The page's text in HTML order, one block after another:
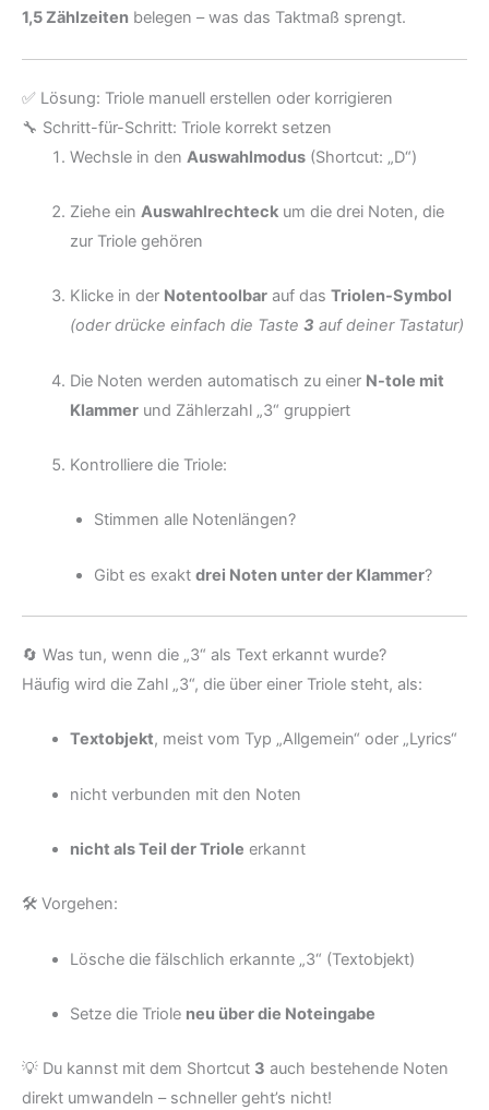
1,5 Zählzeiten belegen – was das Taktmaß sprengt.
✅ Lösung: Triole manuell erstellen oder korrigieren
🔧 Schritt-für-Schritt: Triole korrekt setzen
Wechsle in den Auswahlmodus(Shortcut: „D“)
Ziehe ein Auswahlrechteckum die drei Noten, die
zur Triole gehören
Klicke in der Notentoolbarauf das Triolen-Symbol
(oder drücke einfach die Taste 3 auf deiner Tastatur)
Die Noten werden automatisch zu einer N-tole mit
Klammerund Zählerzahl „3“ gruppiert
Kontrolliere die Triole:
Stimmen alle Notenlängen?
Gibt es exakt drei Noten unter der Klammer?
🔄 Was tun, wenn die „3“ als Text erkannt wurde?
Häufig wird die Zahl „3“, die über einer Triole steht, als:
Textobjekt, meist vom Typ „Allgemein“ oder „Lyrics“
nicht verbunden mit den Noten
nicht als Teil der Triole erkannt
🛠 Vorgehen:
Lösche die fälschlich erkannte „3“ (Textobjekt)
Setze die Triole neu über die Noteingabe
💡 Du kannst mit dem Shortcut 3 auch bestehende Noten
direkt umwandeln – schneller geht’s nicht!